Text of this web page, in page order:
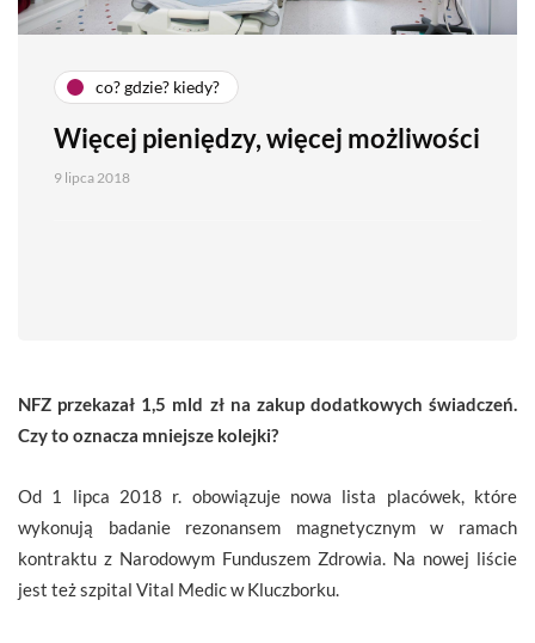
co? gdzie? kiedy?
Więcej pieniędzy, więcej możliwości
9 lipca 2018
NFZ przekazał 1,5 mld zł na zakup dodatkowych świadczeń.
Czy to oznacza mniejsze kolejki?
Od 1 lipca 2018 r. obowiązuje nowa lista placówek, które
wykonują badanie rezonansem magnetycznym w ramach
kontraktu z Narodowym Funduszem Zdrowia. Na nowej liście
jest też szpital Vital Medic w Kluczborku.